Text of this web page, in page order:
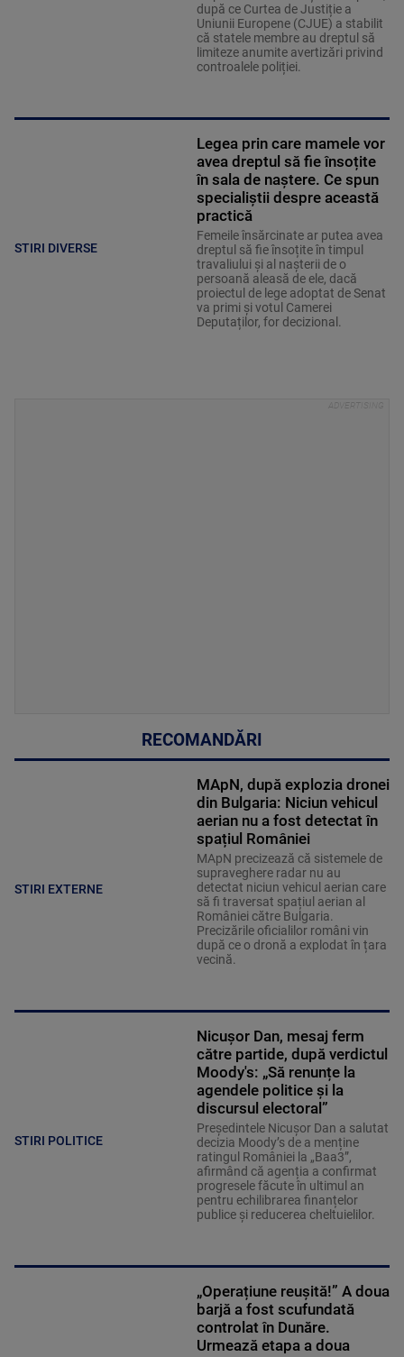
după ce Curtea de Justiție a
Uniunii Europene (CJUE) a stabilit
că statele membre au dreptul să
limiteze anumite avertizări privind
controalele poliției.
STIRI DIVERSE
Legea prin care mamele vor
avea dreptul să fie însoțite
în sala de naștere. Ce spun
specialiștii despre această
practică
Femeile însărcinate ar putea avea
dreptul să fie însoțite în timpul
travaliului și al nașterii de o
persoană aleasă de ele, dacă
proiectul de lege adoptat de Senat
va primi și votul Camerei
Deputaților, for decizional.
RECOMANDĂRI
STIRI EXTERNE
MApN, după explozia dronei
din Bulgaria: Niciun vehicul
aerian nu a fost detectat în
spațiul României
MApN precizează că sistemele de
supraveghere radar nu au
detectat niciun vehicul aerian care
să fi traversat spațiul aerian al
României către Bulgaria.
Precizările oficialilor români vin
după ce o dronă a explodat în țara
vecină.
STIRI POLITICE
Nicușor Dan, mesaj ferm
către partide, după verdictul
Moody's: „Să renunțe la
agendele politice şi la
discursul electoral”
Președintele Nicușor Dan a salutat
decizia Moody’s de a menține
ratingul României la „Baa3”,
afirmând că agenția a confirmat
progresele făcute în ultimul an
pentru echilibrarea finanțelor
publice și reducerea cheltuielilor.
„Operațiune reușită!” A doua
barjă a fost scufundată
controlat în Dunăre.
Urmează etapa a doua